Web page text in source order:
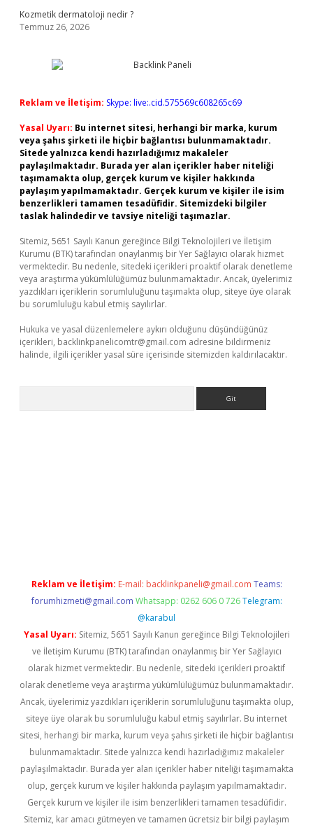
Kozmetik dermatoloji nedir ?
Temmuz 26, 2026
Reklam ve İletişim: Skype: live:.cid.575569c608265c69
Yasal Uyarı: Bu internet sitesi, herhangi bir marka, kurum
veya şahıs şirketi ile hiçbir bağlantısı bulunmamaktadır.
Sitede yalnızca kendi hazırladığımız makaleler
paylaşılmaktadır. Burada yer alan içerikler haber niteliği
taşımamakta olup, gerçek kurum ve kişiler hakkında
paylaşım yapılmamaktadır. Gerçek kurum ve kişiler ile isim
benzerlikleri tamamen tesadüfidir. Sitemizdeki bilgiler
taslak halindedir ve tavsiye niteliği taşımazlar.
Sitemiz, 5651 Sayılı Kanun gereğince Bilgi Teknolojileri ve İletişim
Kurumu (BTK) tarafından onaylanmış bir Yer Sağlayıcı olarak hizmet
vermektedir. Bu nedenle, sitedeki içerikleri proaktif olarak denetleme
veya araştırma yükümlülüğümüz bulunmamaktadır. Ancak, üyelerimiz
yazdıkları içeriklerin sorumluluğunu taşımakta olup, siteye üye olarak
bu sorumluluğu kabul etmiş sayılırlar.
Hukuka ve yasal düzenlemelere aykırı olduğunu düşündüğünüz
içerikleri, backlinkpanelicomtr@gmail.com adresine bildirmeniz
halinde, ilgili içerikler yasal süre içerisinde sitemizden kaldırılacaktır.
Reklam ve İletişim: E-mail: backlinkpaneli@gmail.com Teams:
forumhizmeti@gmail.com Whatsapp: 0262 606 0 726 Telegram:
@karabul
Yasal Uyarı: Sitemiz, 5651 Sayılı Kanun gereğince Bilgi Teknolojileri
ve İletişim Kurumu (BTK) tarafından onaylanmış bir Yer Sağlayıcı
olarak hizmet vermektedir. Bu nedenle, sitedeki içerikleri proaktif
olarak denetleme veya araştırma yükümlülüğümüz bulunmamaktadır.
Ancak, üyelerimiz yazdıkları içeriklerin sorumluluğunu taşımakta olup,
siteye üye olarak bu sorumluluğu kabul etmiş sayılırlar. Bu internet
sitesi, herhangi bir marka, kurum veya şahıs şirketi ile hiçbir bağlantısı
bulunmamaktadır. Sitede yalnızca kendi hazırladığımız makaleler
paylaşılmaktadır. Burada yer alan içerikler haber niteliği taşımamakta
olup, gerçek kurum ve kişiler hakkında paylaşım yapılmamaktadır.
Gerçek kurum ve kişiler ile isim benzerlikleri tamamen tesadüfidir.
Sitemiz, kar amacı gütmeyen ve tamamen ücretsiz bir bilgi paylaşım